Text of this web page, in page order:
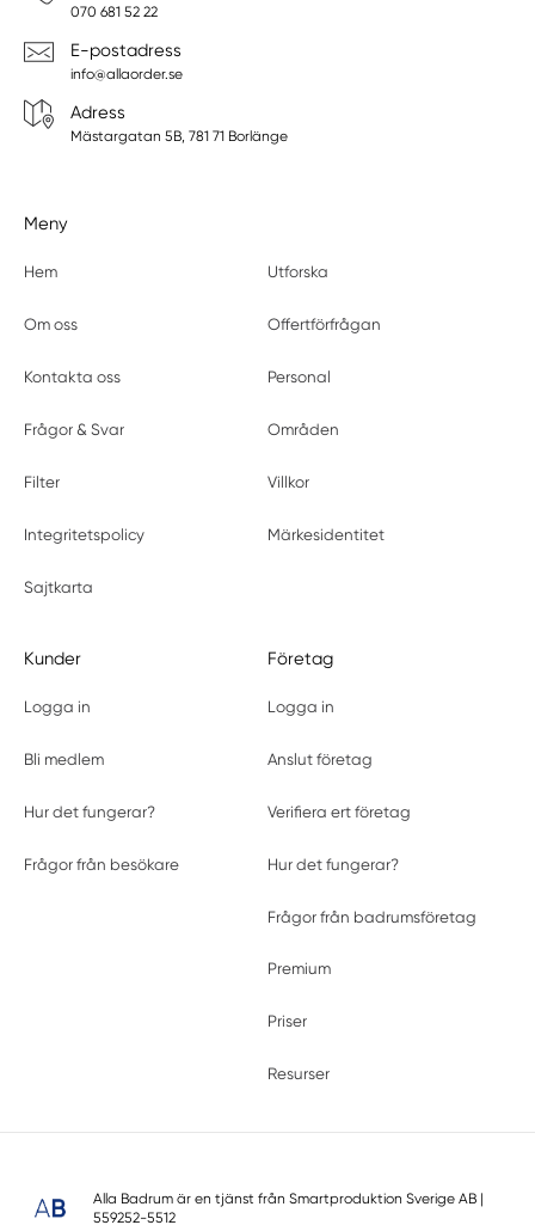
070 681 52 22
E-postadress
info@allaorder.se
Adress
Mästargatan 5B, 781 71 Borlänge
Meny
Hem Utforska
Om oss Offertförfrågan
Kontakta oss Personal
Frågor & Svar Områden
Filter Villkor
Integritetspolicy Märkesidentitet
Sajtkarta
Kunder
Logga in
Bli medlem
Hur det fungerar?
Frågor från besökare
Företag
Logga in
Anslut företag
Verifiera ert företag
Hur det fungerar?
Frågor från badrumsföretag
Premium
Priser
Resurser
Alla Badrum är en tjänst från Smartproduktion Sverige AB|
559252-5512